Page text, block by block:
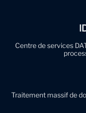
Centre de services
Traitement massif de